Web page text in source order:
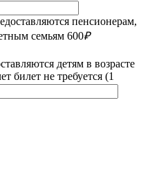
пенсионерам,
семьям 600₽
детям в возрасте
билет не требуется (1